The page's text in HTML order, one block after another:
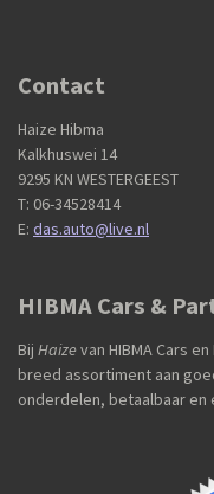
Contact
Haize Hibma
Kalkhuswei 14
9295 KN WESTERGEEST
T: 06-34528414
E: das.auto@live.nl
HIBMA Cars &
Bij Haizevan HIBMA Cars
breed assortiment aan
onderdelen, betaalbaar en